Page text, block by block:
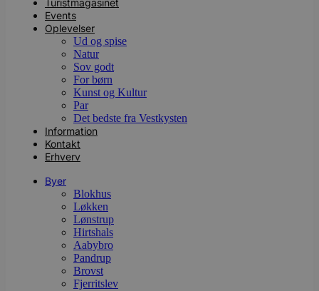
Turistmagasinet
Events
Oplevelser
Ud og spise
Natur
Sov godt
For børn
Kunst og Kultur
Par
Det bedste fra Vestkysten
Information
Kontakt
Erhverv
Byer
Blokhus
Løkken
Lønstrup
Hirtshals
Aabybro
Pandrup
Brovst
Fjerritslev